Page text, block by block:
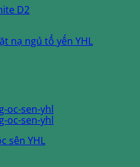
D2
sên YHL